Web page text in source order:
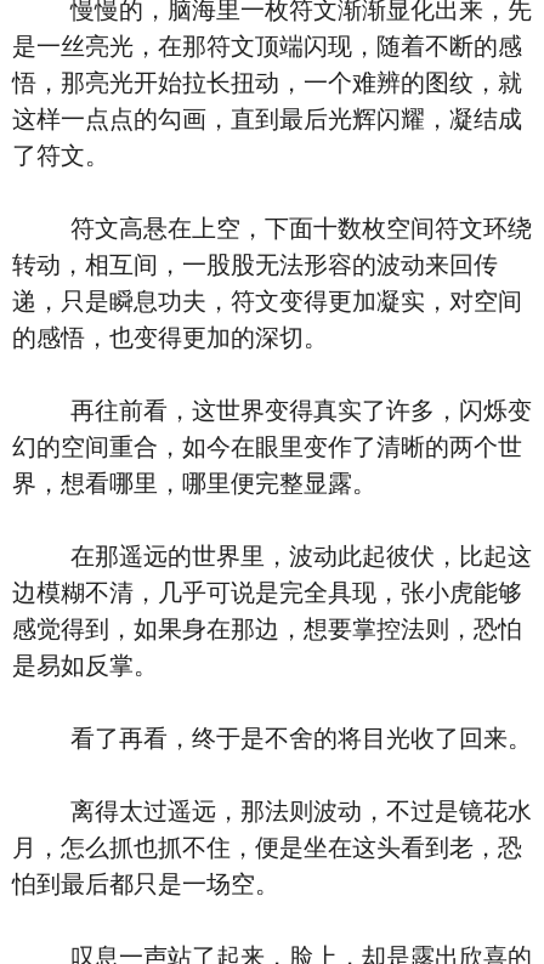
慢慢的，脑海里一枚符文渐渐显化出来，先
是一丝亮光，在那符文顶端闪现，随着不断的感
悟，那亮光开始拉长扭动，一个难辨的图纹，就
这样一点点的勾画，直到最后光辉闪耀，凝结成
了符文。
符文高悬在上空，下面十数枚空间符文环绕
转动，相互间，一股股无法形容的波动来回传
递，只是瞬息功夫，符文变得更加凝实，对空间
的感悟，也变得更加的深切。
再往前看，这世界变得真实了许多，闪烁变
幻的空间重合，如今在眼里变作了清晰的两个世
界，想看哪里，哪里便完整显露。
在那遥远的世界里，波动此起彼伏，比起这
边模糊不清，几乎可说是完全具现，张小虎能够
感觉得到，如果身在那边，想要掌控法则，恐怕
是易如反掌。
看了再看，终于是不舍的将目光收了回来。
离得太过遥远，那法则波动，不过是镜花水
月，怎么抓也抓不住，便是坐在这头看到老，恐
怕到最后都只是一场空。
叹息一声站了起来，脸上，却是露出欣喜的